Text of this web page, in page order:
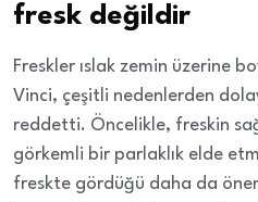
fresk değildir
Freskler ıslak zemin üzerine
Vinci, çeşitli nedenlerden
reddetti. Öncelikle, freskin
görkemli bir parlaklık elde
freskte gördüğü daha da